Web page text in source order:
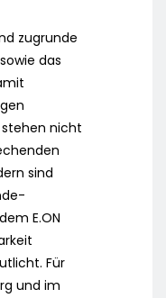
zugrunde
das
nicht
sind
E.ON
Für
und im